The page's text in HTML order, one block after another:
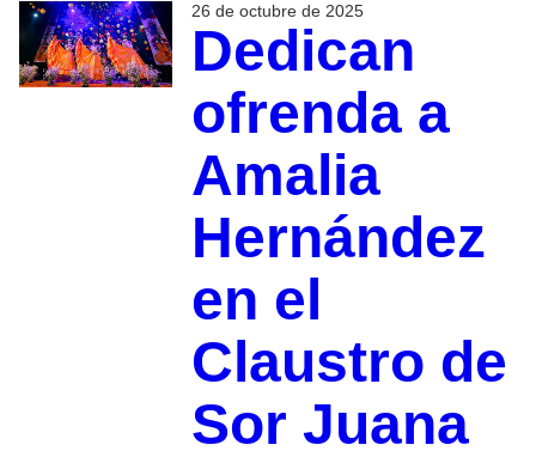
26 de octubre de 2025
Dedican
ofrenda a
Amalia
Hernández
en el
Claustro de
Sor Juana